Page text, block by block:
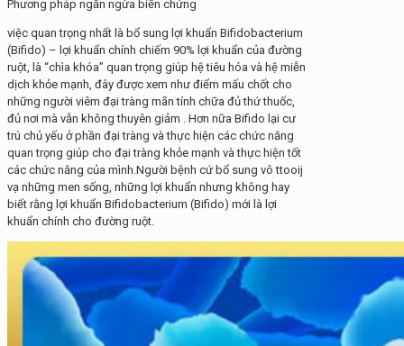
Phương pháp ngăn ngừa biến chứng
việc quan trọng nhất là bổ sung lợi khuẩn Bifidobacterium
(Bifido) – lợi khuẩn chính chiếm 90% lợi khuẩn của đường
ruột, là “chìa khóa” quan trọng giúp hệ tiêu hóa và hệ miễn
dịch khỏe mạnh, đây được xem như điểm mấu chốt cho
những người viêm đại tràng mãn tính chữa đủ thứ thuốc,
đủ nơi mà vẫn không thuyên giảm . Hơn nữa Bifido lại cư
trú chủ yếu ở phần đại tràng và thực hiện các chức năng
quan trọng giúp cho đại tràng khỏe mạnh và thực hiện tốt
các chức năng của mình.Người bệnh cứ bổ sung vô ttooij
vạ những men sống, những lợi khuẩn nhưng không hay
biết rằng lợi khuẩn Bifidobacterium (Bifido) mới là lợi
khuẩn chính cho đường ruột.